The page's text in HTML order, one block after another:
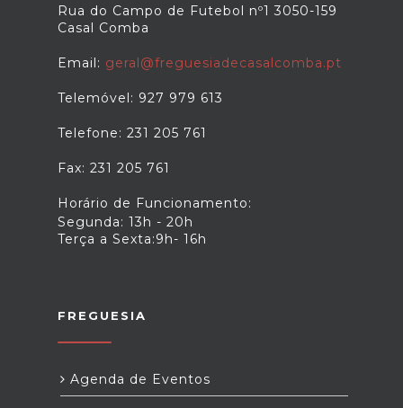
Rua do Campo de Futebol nº1 3050-159
Casal Comba
Email: geral@freguesiadecasalcomba.pt
Telemóvel: 927 979 613
Telefone: 231 205 761
Fax: 231 205 761
Horário de Funcionamento:
Segunda: 13h - 20h
Terça a Sexta:9h- 16h
FREGUESIA
Agenda de Eventos